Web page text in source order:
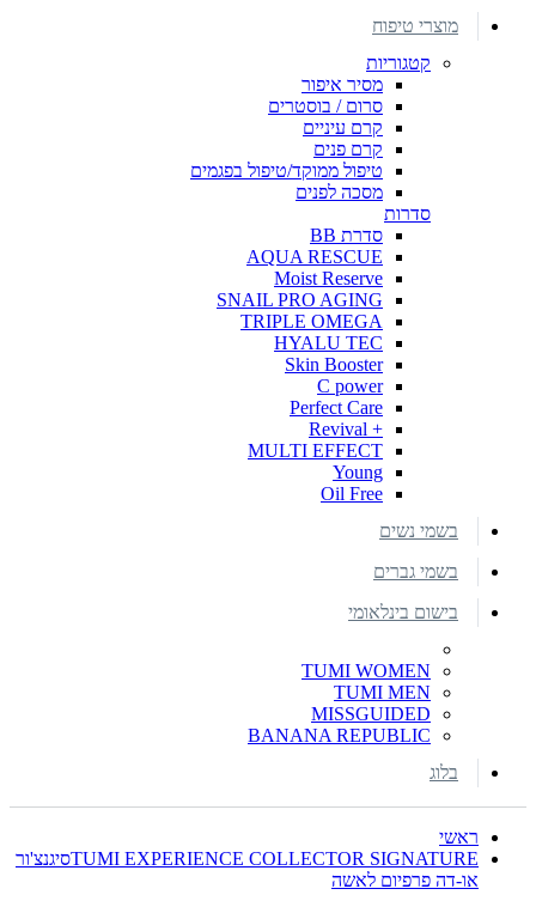
מוצרי טיפוח
קטגוריות
מסיר איפור
סרום / בוסטרים
קרם עיניים
קרם פנים
טיפול ממוקד/טיפול בפגמים
מסכה לפנים
סדרות
סדרת BB
AQUA RESCUE
Moist Reserve
SNAIL PRO AGING
TRIPLE OMEGA
HYALU TEC
Skin Booster
C power
Perfect Care
+ Revival
MULTI EFFECT
Young
Oil Free
בשמי נשים
בשמי גברים
בישום בינלאומי
TUMI WOMEN
TUMI MEN
MISSGUIDED
BANANA REPUBLIC
בלוג
ראשי
TUMI EXPERIENCE COLLECTOR SIGNATUREסיגנצ'ור
או-דה פרפיום לאשה